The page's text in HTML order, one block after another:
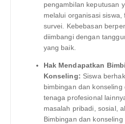
pengambilan keputusan
melalui organisasi
survei. Kebebasan
diimbangi dengan
yang baik.
Hak Mendapatkan
Konseling: Siswa
bimbingan dan konseling
tenaga profesional
masalah pribadi, sosial,
Bimbingan dan